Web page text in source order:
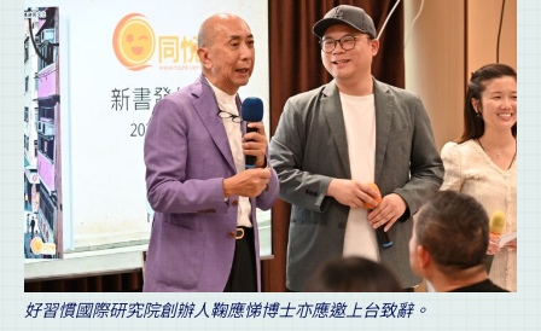
好習慣國際研究院創辦人鞠應悌博士亦應邀上台致辭。